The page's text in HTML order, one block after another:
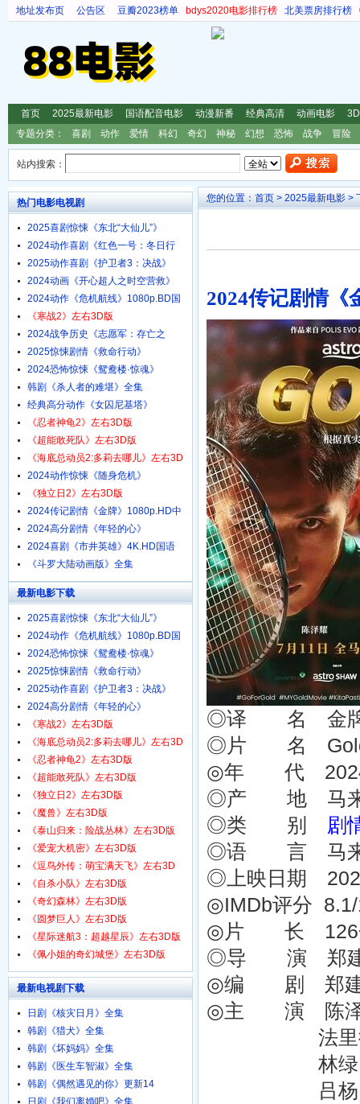
地址发布页 公告区 豆瓣2023榜单 bdys2020电影排行榜 北美票房排行榜
首页 2025最新电影 国语配音电影 动漫新番 经典高清 动画电影
专题分类：
喜剧 动作 爱情 科幻 奇幻 神秘 幻想 恐怖 战争 冒险
站内搜索：
您的位置： 首页 > 2025最新电影 >
2024传记剧情《
◎译 名 金
◎片 名
◎年 代
◎产 地 马来
◎类 别 剧
◎语 言 马
◎上映日期
◎IMDb评分 8.1/
◎片 长 126
◎导 演 郑建
◎编 剧 郑建
◎主 演 陈泽
法里德·卡
林绿
吕杨
热门电影电视剧
2025喜剧惊悚《东北“大仙儿”》
1080p.HD国语中字
2024动作喜剧《红色一号：冬日行
动》4K.HD中英双字
2025动作喜剧《护卫者3：决战》
1080p.HD国语中字
2024动画《开心超人之时空营救》
4K.HD国语中字
2024动作《危机航线》1080p.BD国
语中字
《寒战2》左右3D版
2024战争历史《志愿军：存亡之
战》4K.HD国语中字
2025惊悚剧情《救命行动》
1080p.HD中字
2024恐怖惊悚《鸳鸯楼·惊魂》
4K.HD国语中字
韩剧《杀人者的难堪》全集
经典高分动作《女囚尼基塔》
1080p.BD中英双字
《忍者神龟2》左右3D版
《超能敢死队》左右3D版
《海底总动员2:多莉去哪儿》左右3D
版
2024动作惊悚《随身危机》
1080p.HD中英双字
《独立日2》左右3D版
2024传记剧情《金牌》1080p.HD中
字
2024高分剧情《年轻的心》
1080p.HD中字
2024喜剧《市井英雄》4K.HD国语
中字
《斗罗大陆动画版》全集
最新电影下载
2025喜剧惊悚《东北“大仙儿”》
1080p.HD国语中字
2024动作《危机航线》1080p.BD国
语中字
2024恐怖惊悚《鸳鸯楼·惊魂》
4K.HD国语中字
2025惊悚剧情《救命行动》
1080p.HD中字
2025动作喜剧《护卫者3：决战》
1080p.HD国语中字
2024高分剧情《年轻的心》
1080p.HD中字
《寒战2》左右3D版
《海底总动员2:多莉去哪儿》左右3D
版
《忍者神龟2》左右3D版
《超能敢死队》左右3D版
《独立日2》左右3D版
《魔兽》左右3D版
《泰山归来：险战丛林》左右3D版
《爱宠大机密》左右3D版
《逗鸟外传：萌宝满天飞》左右3D
版
《自杀小队》左右3D版
《奇幻森林》左右3D版
《圆梦巨人》左右3D版
《星际迷航3：超越星辰》左右3D版
《佩小姐的奇幻城堡》左右3D版
最新电视剧下载
日剧《核灾日月》全集
韩剧《猎犬》全集
韩剧《坏妈妈》全集
韩剧《医生车智淑》全集
韩剧《偶然遇见的你》更新14
日剧《我们离婚吧》全集